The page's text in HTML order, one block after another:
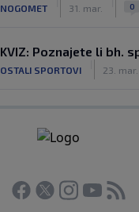
NOGOMET 31. mar. 0
KVIZ: Poznajete li bh.
OSTALI SPORTOVI 23. mar.